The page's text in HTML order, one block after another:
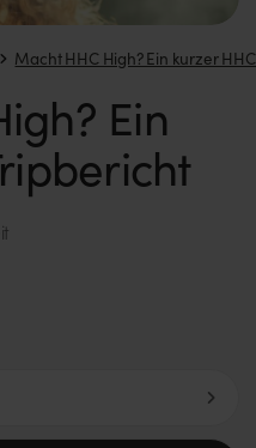
Macht HHC High? Ein kurzer
Ein